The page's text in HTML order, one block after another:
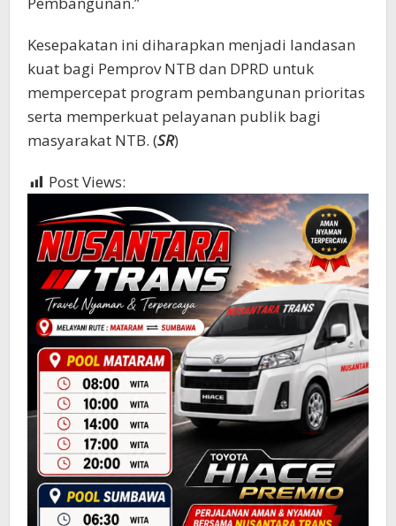
Kesepakatan ini diharapkan menjadi landasan
kuat bagi Pemprov NTB dan DPRD untuk
mempercepat program pembangunan prioritas
serta memperkuat pelayanan publik bagi
masyarakat NTB. (SR)
Post Views: